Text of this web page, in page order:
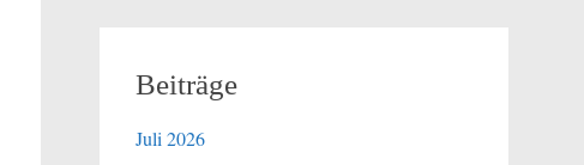
Beiträge
Juli 2026